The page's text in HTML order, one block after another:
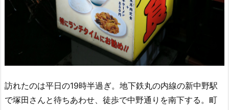
訪れたのは平日の19時半過ぎ。地下鉄丸の内線の新中野駅
で塚田さんと待ちあわせ、徒歩で中野通りを南下する。町